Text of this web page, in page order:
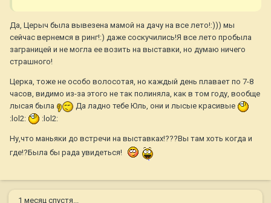
Да, Церыч была вывезена мамой на дачу на все лето!:))) мы
сейчас вернемся в ринг!:) даже соскучились!Я все лето пробыла
заграницей и не могла ее возить на выставки, но думаю ничего
страшного!
Церка, тоже не особо волосотая, но каждый день плавает по 7-8
часов, видимо из-за этого не так полиняла, как в том году, вообще
лысая была
Да ладно тебе Юль, они и лысые красивые
:lol2:
:lol2:
Ну,что маньяки до встречи на выставках!???Вы там хоть когда и
где!?Была бы рада увидеться!
1 месяц спустя...